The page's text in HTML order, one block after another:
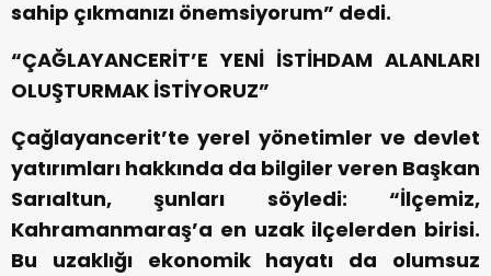
sahip çıkmanızı önemsiyorum” dedi.
“ÇAĞLAYANCERİT’E YENİ İSTİHDAM ALANLARI
OLUŞTURMAK İSTİYORUZ”
Çağlayancerit’te yerel yönetimler ve devlet
yatırımları hakkında da bilgiler veren Başkan
Sarıaltun, şunları söyledi: “İlçemiz,
Kahramanmaraş’a en uzak ilçelerden birisi.
Bu uzaklığı ekonomik hayatı da olumsuz